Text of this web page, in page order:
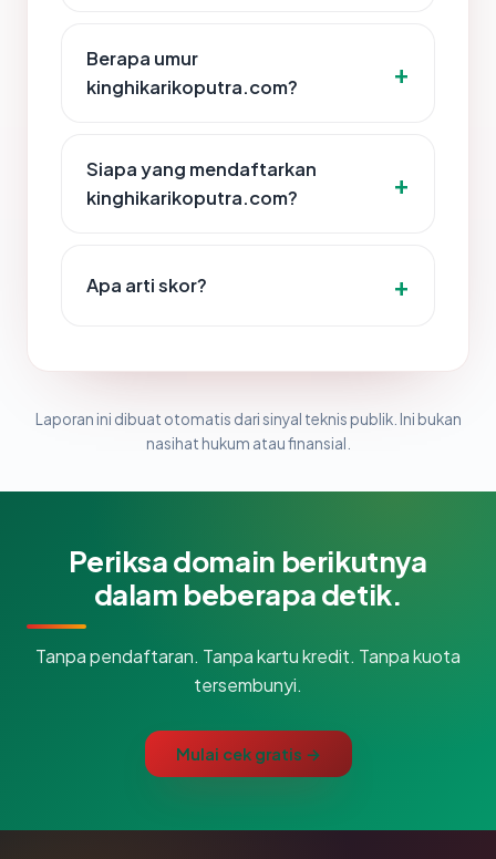
Berapa umur
kinghikarikoputra.com?
Siapa yang mendaftarkan
kinghikarikoputra.com?
Apa arti skor?
Laporan ini dibuat otomatis dari sinyal teknis publik. Ini bukan
nasihat hukum atau finansial.
Periksa domain berikutnya
dalam beberapa detik.
Tanpa pendaftaran. Tanpa kartu kredit. Tanpa kuota
tersembunyi.
Mulai cek gratis →